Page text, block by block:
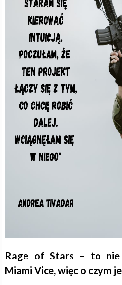
Rage of Stars – to nie
Miami Vice, więc o czym